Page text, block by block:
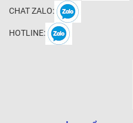
CHAT ZALO:
HOTLINE: